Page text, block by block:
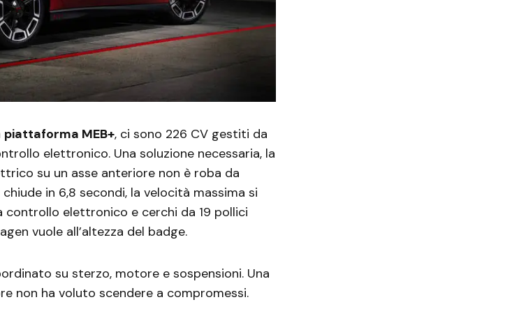
piattaforma MEB+, ci sono 226 CV gestiti da
elettronico. Una soluzione necessaria, la
su un asse anteriore non è roba da
in 6,8 secondi, la velocità massima si
controllo elettronico e cerchi da 19 pollici
vuole all’altezza del badge.
su sterzo, motore e sospensioni. Una
non ha voluto scendere a compromessi.